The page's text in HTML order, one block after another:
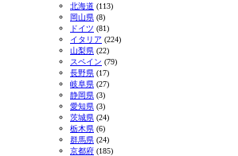
北海道 (113)
岡山県 (8)
ドイツ (81)
イタリア (224)
山梨県 (22)
スペイン (79)
長野県 (17)
岐阜県 (27)
静岡県 (3)
愛知県 (3)
茨城県 (24)
栃木県 (6)
群馬県 (24)
京都府 (185)